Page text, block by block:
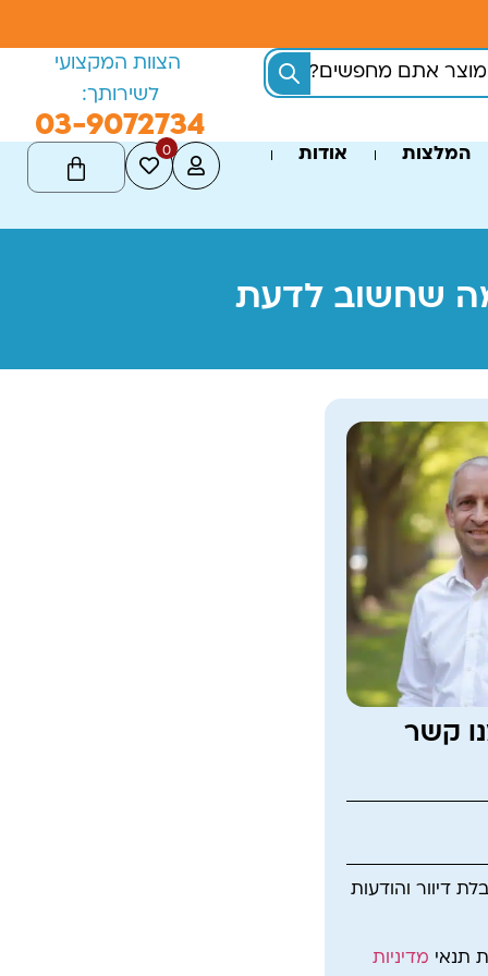
הצוות המקצועי
לשירותך:
03-9072734
המלצות אודות 0
מה שחשוב לדעת
קשר
דיוור והודעות
תנאי מדיניות